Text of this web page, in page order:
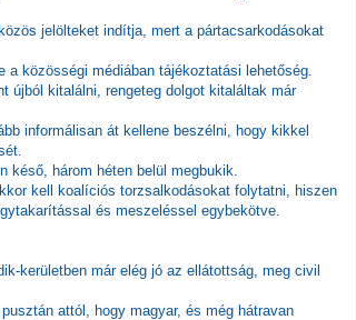
jelölteket indítja, mert a pártacsarkodásokat
közösségi médiában tájékoztatási lehetőség.
újból kitalálni, rengeteg dolgot kitaláltak már
informálisan át kellene beszélni, hogy kikkel
késő, három héten belül megbukik.
kell koalíciós torzsalkodásokat folytatni, hiszen
és meszeléssel egybekötve.
kerületben már elég jó az ellátottság, meg civil
attól, hogy magyar, és még hátravan